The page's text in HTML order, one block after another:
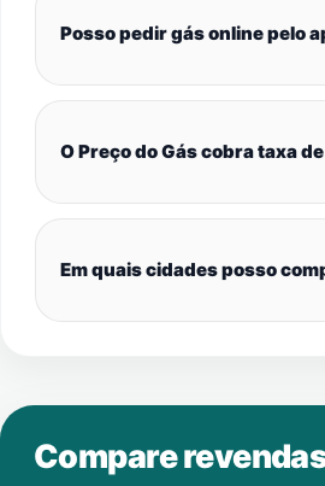
Posso pedir gás online pelo
O Preço do Gás cobra taxa
Em quais cidades posso
Compare